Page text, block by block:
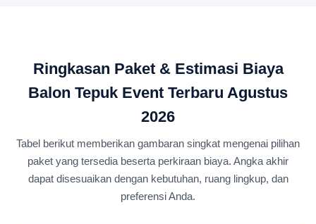
Ringkasan Paket & Estimasi Biaya
Balon Tepuk Event Terbaru Agustus
2026
Tabel berikut memberikan gambaran singkat mengenai pilihan
paket yang tersedia beserta perkiraan biaya. Angka akhir
dapat disesuaikan dengan kebutuhan, ruang lingkup, dan
preferensi Anda.